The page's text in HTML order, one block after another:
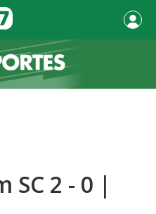
SC 2 - 0 |